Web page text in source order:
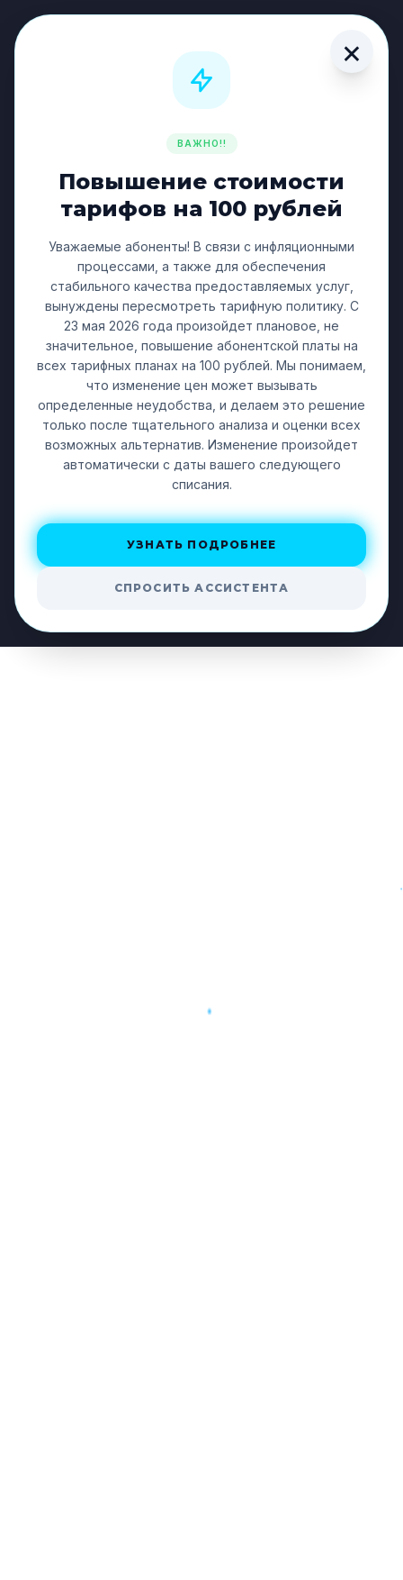
Телевидение
Новости
Документы
FAQ
AI Ассистент
ЛИЧНЫЙ КАБИНЕТ
г. Волгоград, ул. 40 лет ВЛКСМ д. 80 офис 2
×
ВАЖНО!!
Повышение стоимости
тарифов на 100 рублей
Уважаемые абоненты! В связи с инфляционными
процессами, а также для обеспечения
стабильного качества предоставляемых услуг,
вынуждены пересмотреть тарифную политику. С
23 мая 2026 года произойдет плановое, не
значительное, повышение абонентской платы на
всех тарифных планах на 100 рублей. Мы понимаем,
что изменение цен может вызывать
определенные неудобства, и делаем это решение
только после тщательного анализа и оценки всех
возможных альтернатив. Изменение произойдет
автоматически с даты вашего следующего
списания.
УЗНАТЬ ПОДРОБНЕЕ
СПРОСИТЬ АССИСТЕНТА